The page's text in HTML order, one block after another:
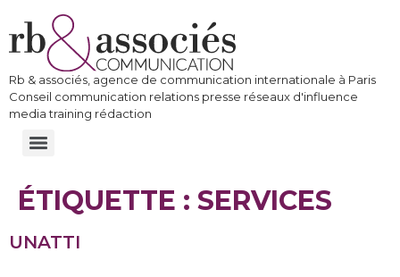
Rb & associés, agence de communication internationale à Paris
Conseil communication relations presse réseaux d'influence
media training rédaction
ÉTIQUETTE : SERVICES
UNATTI